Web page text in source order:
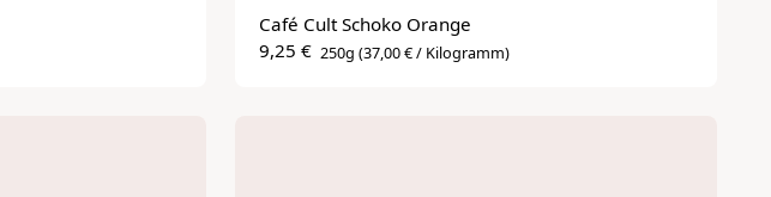
Café Cult Schoko Orange
9,25 € 250g (37,00 € / Kilogramm)